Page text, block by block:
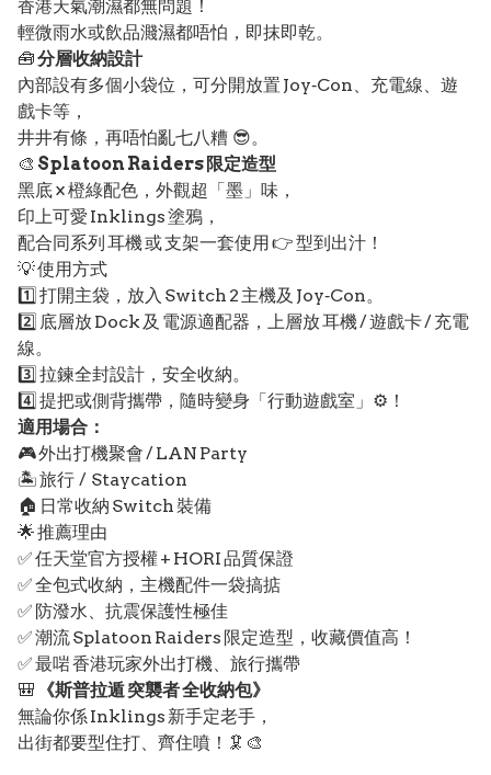
香港天氣潮濕都無問題！
輕微雨水或飲品濺濕都唔怕，即抹即乾。
🧰分層收納設計
內部設有多個小袋位，可分開放置 Joy‑Con、充電線、遊
戲卡等，
井井有條，再唔怕亂七八糟 😎。
🎨 Splatoon Raiders 限定造型
黑底 × 橙綠配色，外觀超「墨」味，
印上可愛 Inklings 塗鴉，
配合同系列 耳機 或 支架一套使用 👉 型到出汁！
💡 使用方式
1️⃣ 打開主袋，放入 Switch 2 主機及 Joy‑Con。
2️⃣ 底層放 Dock 及 電源適配器，上層放 耳機 / 遊戲卡 / 充電
線。
3️⃣ 拉鍊全封設計，安全收納。
4️⃣ 提把或側背攜帶，隨時變身「行動遊戲室」⚙️！
適用場合：
🎮 外出打機聚會 / LAN Party
🏝️ 旅行 / Staycation
🏠 日常收納 Switch 裝備
🌟 推薦理由
✅ 任天堂官方授權 + HORI 品質保證
✅ 全包式收納，主機配件一袋搞掂
✅ 防潑水、抗震保護性極佳
✅ 潮流 Splatoon Raiders 限定造型，收藏價值高！
✅ 最啱 香港玩家外出打機、旅行攜帶
🎒
《斯普拉遁 突襲者 全收納包》
無論你係 Inklings 新手定老手，
出街都要型住打、齊住噴！🦑🎨